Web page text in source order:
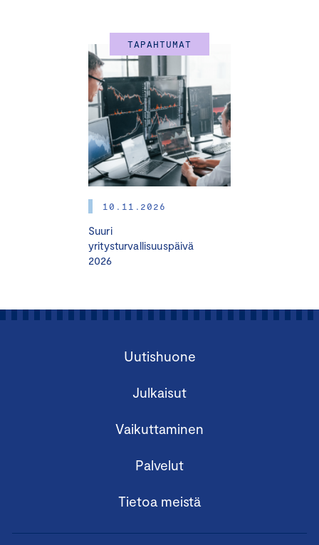
TAPAHTUMAT
10.11.2026
Suuri
yritysturvallisuuspäivä
2026
Uutishuone
Julkaisut
Vaikuttaminen
Palvelut
Tietoa meistä